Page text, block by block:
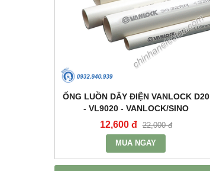
ỐNG LUỒN DÂY ĐIỆN VANLOCK D20
- VL9020 - VANLOCK/SINO
12,600 đ 22,000 đ
MUA NGAY